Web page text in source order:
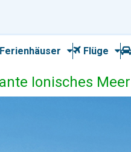
Ferienhäuser Flüge
Ionisches Meer